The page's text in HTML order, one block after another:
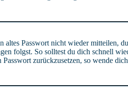
Passwort nicht wieder mitteilen,
folgst. So solltest du dich schnell
zurückzusetzen, so wende